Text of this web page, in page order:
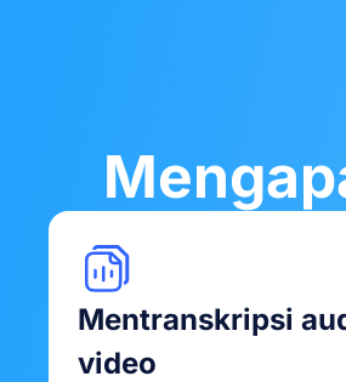
Mentranskripsi
video